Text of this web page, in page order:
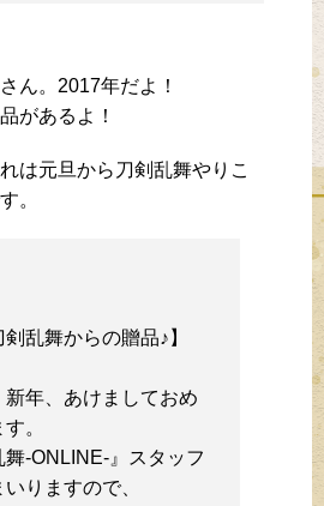
ん。2017年だよ！
があるよ！
は元旦から刀剣乱舞やりこ
。
剣乱舞からの贈品♪】
年、あけましておめ
。
-ONLINE-』スタッフ
りますので、